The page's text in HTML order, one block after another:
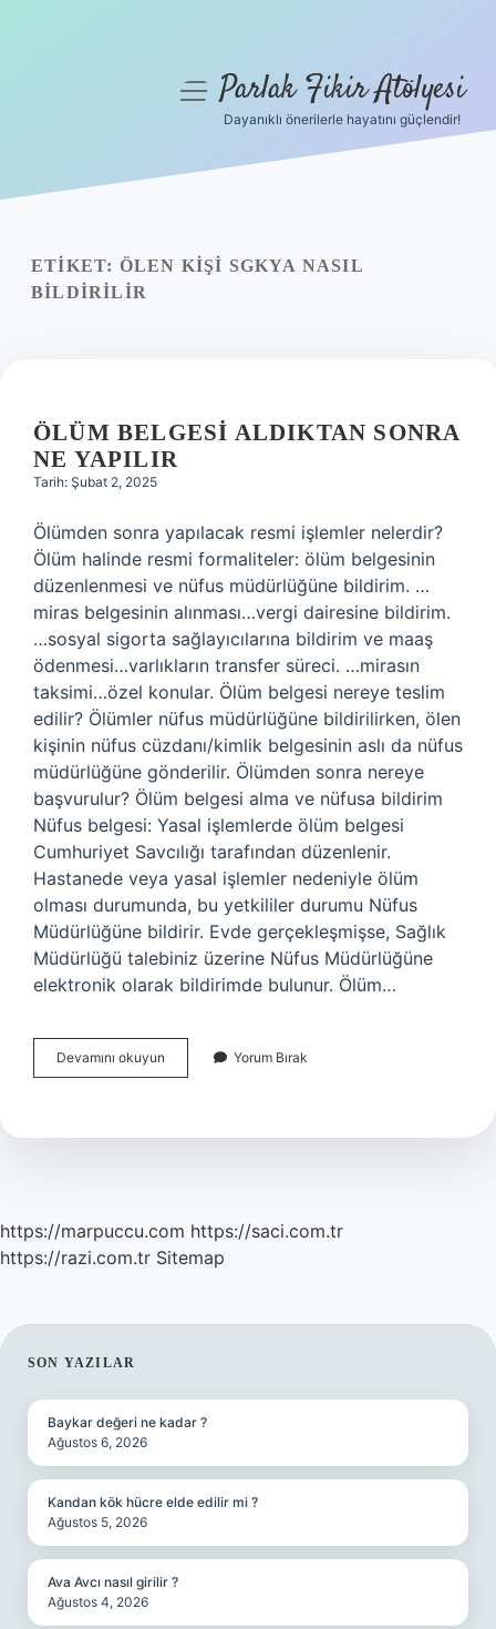
Yasal Uyarı
menüyüParlak Fikir Atölyesi
Dayanıklı önerilerle hayatını güçlendir!
ETIKET: ÖLEN KIŞI SGKYA NASIL
BILDIRILIR
ÖLÜM BELGESI ALDIKTAN SONRA
NE YAPILIR
Tarih: Şubat 2, 2025
Ölümden sonra yapılacak resmi işlemler nelerdir?
Ölüm halinde resmi formaliteler: ölüm belgesinin
düzenlenmesi ve nüfus müdürlüğüne bildirim. …
miras belgesinin alınması…vergi dairesine bildirim.
…sosyal sigorta sağlayıcılarına bildirim ve maaş
ödenmesi…varlıkların transfer süreci. …mirasın
taksimi…özel konular. Ölüm belgesi nereye teslim
edilir? Ölümler nüfus müdürlüğüne bildirilirken, ölen
kişinin nüfus cüzdanı/kimlik belgesinin aslı da nüfus
müdürlüğüne gönderilir. Ölümden sonra nereye
başvurulur? Ölüm belgesi alma ve nüfusa bildirim
Nüfus belgesi: Yasal işlemlerde ölüm belgesi
Cumhuriyet Savcılığı tarafından düzenlenir.
Hastanede veya yasal işlemler nedeniyle ölüm
olması durumunda, bu yetkililer durumu Nüfus
Müdürlüğüne bildirir. Evde gerçekleşmişse, Sağlık
Müdürlüğü talebiniz üzerine Nüfus Müdürlüğüne
elektronik olarak bildirimde bulunur. Ölüm…
Devamını okuyun
Belgesi
Ne
Yorum Bırak
https://marpuccu.com https://saci.com.tr
https://razi.com.tr Sitemap
SIDEBAR
SON YAZILAR
Baykar değeri ne kadar ?
Ağustos 6, 2026
Kandan kök hücre elde edilir mi ?
Ağustos 5, 2026
Ava Avcı nasıl girilir ?
Ağustos 4, 2026